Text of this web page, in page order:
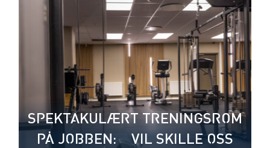
SPEKTAKULÆRT TRENINGSROM
PÅ JOBBEN: – VIL SKILLE OSS